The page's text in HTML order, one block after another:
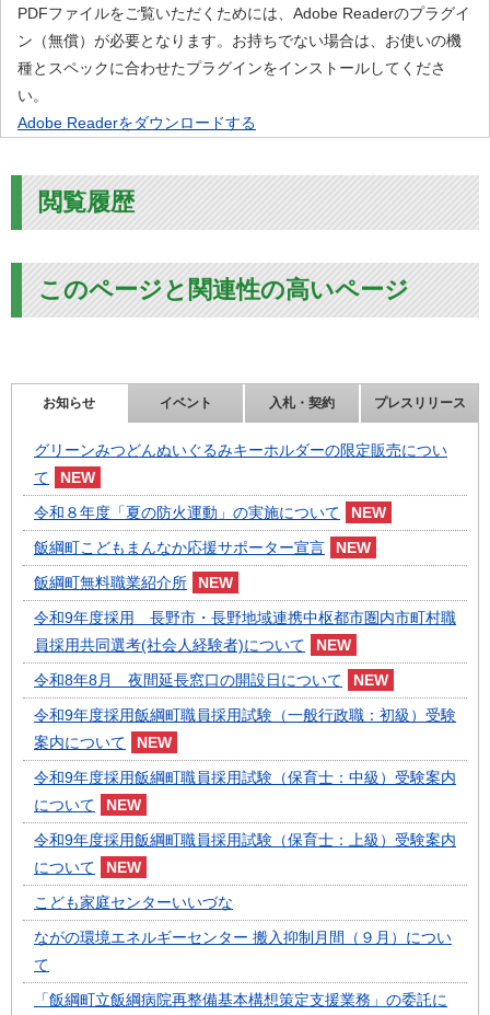
PDFファイルをご覧いただくためには、Adobe Readerのプラグイ
ン（無償）が必要となります。お持ちでない場合は、お使いの機
種とスペックに合わせたプラグインをインストールしてくださ
い。
Adobe Readerをダウンロードする
閲覧履歴
このページと関連性の高いページ
お知らせ イベント 入札・契約 プレスリリース
グリーンみつどんぬいぐるみキーホルダーの限定販売につい
て
令和８年度「夏の防火運動」の実施について
飯綱町こどもまんなか応援サポーター宣言
飯綱町無料職業紹介所
令和9年度採用 長野市・長野地域連携中枢都市圏内市町村職
員採用共同選考(社会人経験者)について
令和8年8月 夜間延長窓口の開設日について
令和9年度採用飯綱町職員採用試験（一般行政職：初級）受験
案内について
令和9年度採用飯綱町職員採用試験（保育士：中級）受験案内
について
令和9年度採用飯綱町職員採用試験（保育士：上級）受験案内
について
こども家庭センターいいづな
ながの環境エネルギーセンター 搬入抑制月間（９月）につい
て
「飯綱町立飯綱病院再整備基本構想策定支援業務」の委託に